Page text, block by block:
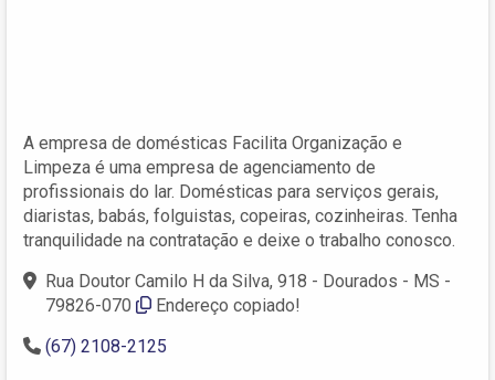
A empresa de domésticas Facilita Organização e
Limpeza é uma empresa de agenciamento de
profissionais do lar. Domésticas para serviços gerais,
diaristas, babás, folguistas, copeiras, cozinheiras. Tenha
tranquilidade na contratação e deixe o trabalho conosco.
Rua Doutor Camilo H da Silva, 918 - Dourados - MS -
79826-070
Endereço copiado!
(67) 2108-2125